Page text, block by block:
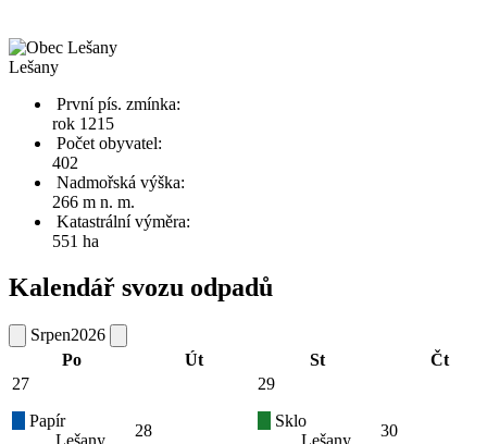
Lešany
První pís. zmínka:
rok 1215
Počet obyvatel:
402
Nadmořská výška:
266 m n. m.
Katastrální výměra:
551 ha
Kalendář svozu odpadů
Srpen2026
Po
Út St
Čt
27
Papír
Lešany
28
29
Sklo
Lešany
30